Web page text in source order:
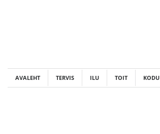
AVALEHT TERVIS ILU TOIT KODU